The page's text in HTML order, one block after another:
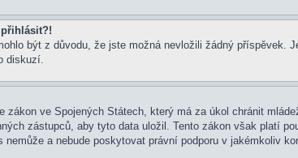
být z důvodu, že jste možná nevložili žádný
diskuzí.
zákon ve Spojených Státech, který má za úkol chránit
zástupců, aby tyto data uložil. Tento zákon však platí
a nebude poskytovat právní podporu v jakémkoliv